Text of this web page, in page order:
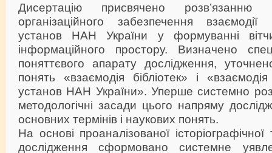
Дисертацію присвячено розв’язанню
організаційного забезпечення взаємодії
установ НАН України у формуванні
інформаційного простору. Визначено
поняттєвого апарату дослідження,
понять «взаємодія бібліотек» і
установ НАН України». Уперше системно
методологічні засади цього напряму
основних термінів і наукових понять.
На основі проаналізованої
дослідження сформовано системне